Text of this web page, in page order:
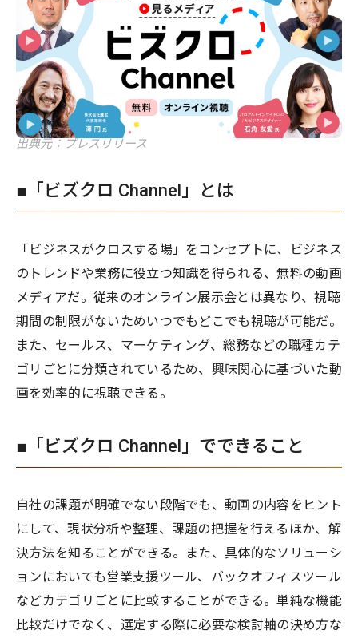
出典元：プレスリリース
■「ビズクロ Channel」とは
「ビジネスがクロスする場」をコンセプトに、ビジネス
のトレンドや業務に役立つ知識を得られる、無料の動画
メディアだ。従来のオンライン展示会とは異なり、視聴
期間の制限がないためいつでもどこでも視聴が可能だ。
また、セールス、マーケティング、総務などの職種カテ
ゴリごとに分類されているため、興味関心に基づいた動
画を効率的に視聴できる。
■「ビズクロ Channel」でできること
自社の課題が明確でない段階でも、動画の内容をヒント
にして、現状分析や整理、課題の把握を行えるほか、解
決方法を知ることができる。また、具体的なソリューシ
ョンにおいても営業支援ツール、バックオフィスツール
などカテゴリごとに比較することができる。単純な機能
比較だけでなく、選定する際に必要な検討軸の決め方な